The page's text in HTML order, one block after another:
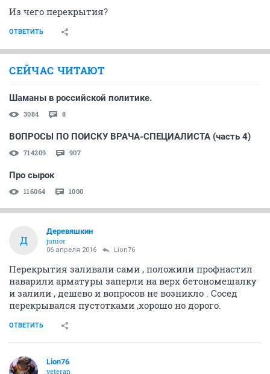
Из чего перекрытия?
ОТВЕТИТЬ
СЕЙЧАС ЧИТАЮТ
Шаманы в российской политике.
3084 8
ВОПРОСЫ ПО ПОИСКУ ВРАЧА-СПЕЦИАЛИСТА (часть 4)
714209 907
Про сырок
116064 1000
Д
Деревяшкин
junior
06 апреля 2016 Lion76
Перекрытия заливали сами , положили профнастил
наварили арматуры заперли на верх бетономешалку
и залили , дешево и вопросов не возникло . Сосед
перекрывался пустотками ,хорошо но дорого.
ОТВЕТИТЬ
Lion76
veteran